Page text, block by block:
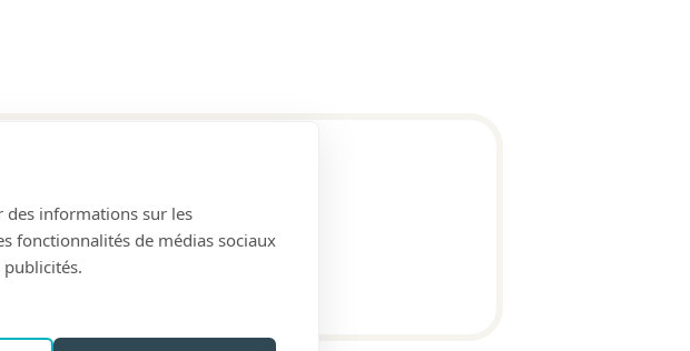
des informations sur les
fonctionnalités de médias sociaux